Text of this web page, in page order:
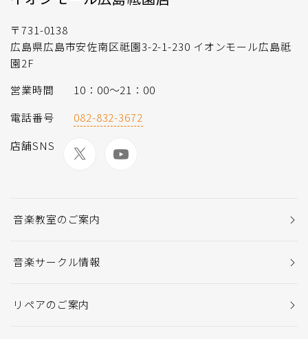
〒731-0138
広島県広島市安佐南区祗園3-2-1-230 イオンモール広島祗
園2F
営業時間
10：00～21：00
電話番号
082-832-3672
店舗SNS
音楽教室のご案内
音楽サークル情報
リペアのご案内